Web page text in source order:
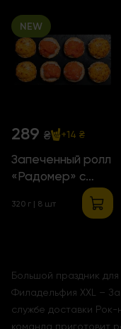
NEW
289 ₴ +14 ₴
Запеченный ролл
«Радомер» с
320 г | 8 шт
Большой праздник
Филадельфия XXL –
службе доставки
команда приготовит